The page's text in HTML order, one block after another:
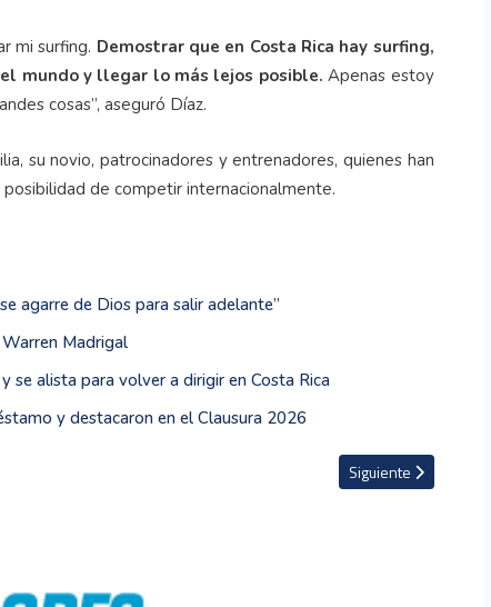
mi surfing. Demostrar que en Costa Rica hay surfing,
mundo y llegar lo más lejos posible. Apenas estoy
cosas”, aseguró Díaz.
su novio, patrocinadores y entrenadores, quienes han
de competir internacionalmente.
agarre de Dios para salir adelante”
Madrigal
se alista para volver a dirigir en Costa Rica
y destacaron en el Clausura 2026
Jannik Sinner eliminado en segunda ronda Artículo siguiente:
Siguiente